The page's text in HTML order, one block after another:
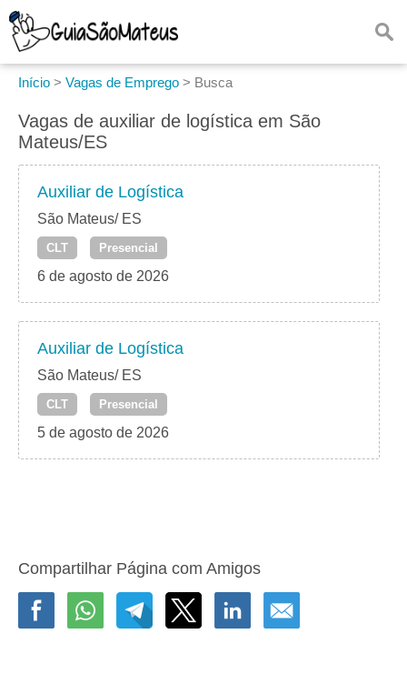
Início > Vagas de Emprego > Busca
Vagas de auxiliar de logística em São
Mateus/ES
Auxiliar de Logística
São Mateus/ ES
CLT Presencial
6 de agosto de 2026
Auxiliar de Logística
São Mateus/ ES
CLT Presencial
5 de agosto de 2026
Compartilhar Página com Amigos